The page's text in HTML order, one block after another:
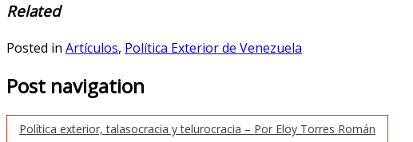
Related
Posted in Artículos, Política Exterior de Venezuela
Post navigation
Política exterior, talasocracia y telurocracia – Por Eloy Torres Román